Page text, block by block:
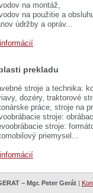
na montáž,
na použitie a
údržby a opráv...
prekladu
stroje a technika:
dozéry, traktorové
práce, stroje na
stroje:
stroje:
priemysel...
– Mgr. Peter Gerát|